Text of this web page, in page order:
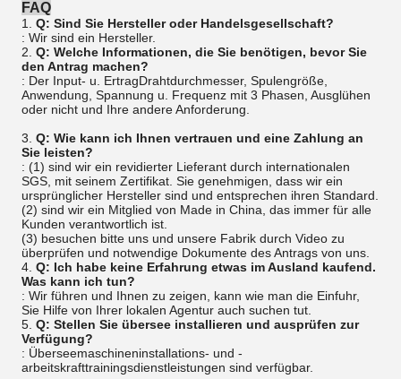
FAQ
1. Q: Sind Sie Hersteller oder Handelsgesellschaft?
: Wir sind ein Hersteller.
2. Q: Welche Informationen, die Sie benötigen, bevor Sie
den Antrag machen?
: Der Input- u. ErtragDrahtdurchmesser, Spulengröße,
Anwendung, Spannung u. Frequenz mit 3 Phasen, Ausglühen
oder nicht und Ihre andere Anforderung.
3. Q: Wie kann ich Ihnen vertrauen und eine Zahlung an
Sie leisten?
: (1) sind wir ein revidierter Lieferant durch internationalen
SGS, mit seinem Zertifikat. Sie genehmigen, dass wir ein
ursprünglicher Hersteller sind und entsprechen ihren Standard.
(2) sind wir ein Mitglied von Made in China, das immer für alle
Kunden verantwortlich ist.
(3) besuchen bitte uns und unsere Fabrik durch Video zu
überprüfen und notwendige Dokumente des Antrags von uns.
4. Q: Ich habe keine Erfahrung etwas im Ausland kaufend.
Was kann ich tun?
: Wir führen und Ihnen zu zeigen, kann wie man die Einfuhr,
Sie Hilfe von Ihrer lokalen Agentur auch suchen tut.
5. Q: Stellen Sie übersee installieren und ausprüfen zur
Verfügung?
: Überseemaschineninstallations- und -
arbeitskrafttrainingsdienstleistungen sind verfügbar.